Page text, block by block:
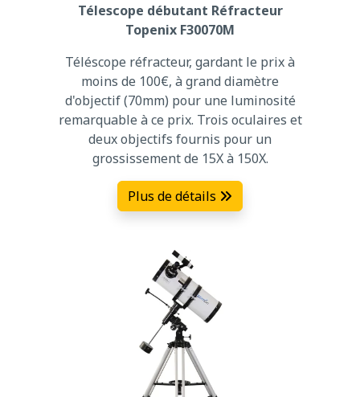
Télescope débutant Réfracteur
Topenix F30070M
Téléscope réfracteur, gardant le prix à
moins de 100€, à grand diamètre
d'objectif (70mm) pour une luminosité
remarquable à ce prix. Trois oculaires et
deux objectifs fournis pour un
grossissement de 15X à 150X.
Plus de détails